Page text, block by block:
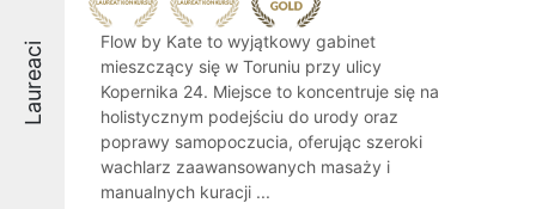
Laureaci
Flow by Kate to wyjątkowy gabinet
mieszczący się w Toruniu przy ulicy
Kopernika 24. Miejsce to koncentruje się na
holistycznym podejściu do urody oraz
poprawy samopoczucia, oferując szeroki
wachlarz zaawansowanych masaży i
manualnych kuracji ...